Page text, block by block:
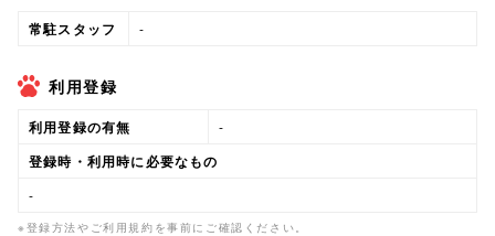
常駐スタッフ -
利用登録
利用登録の有無 -
登録時・利用時に必要なもの
-
※登録方法やご利用規約を事前にご確認ください。